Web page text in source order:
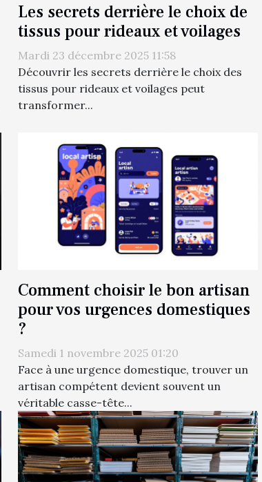
Les secrets derrière le choix de
tissus pour rideaux et voilages
Mardi 23 décembre 2025 11:58
Découvrir les secrets derrière le choix des
tissus pour rideaux et voilages peut
transformer...
Comment choisir le bon artisan
pour vos urgences domestiques
?
Samedi 1 novembre 2025 01:20
Face à une urgence domestique, trouver un
artisan compétent devient souvent un
véritable casse-tête...